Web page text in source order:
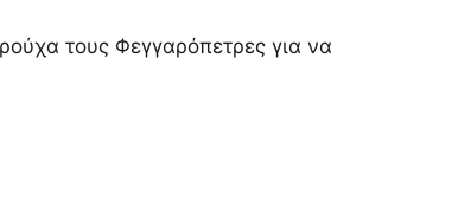
τους Φεγγαρόπετρες για να